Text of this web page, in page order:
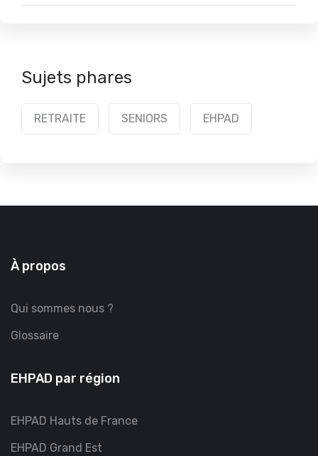
Sujets phares
RETRAITE SENIORS EHPAD
À propos
Qui sommes nous ?
Glossaire
EHPAD par région
EHPAD Hauts de France
EHPAD Grand Est